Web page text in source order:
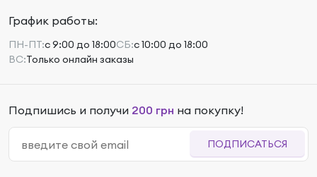
График работы:
ПН-ПТ:с 9:00 до 18:00СБ:с 10:00 до 18:00
ВС:Только онлайн заказы
Подпишись и получи 200 грн на покупку!
ПОДПИСАТЬСЯ